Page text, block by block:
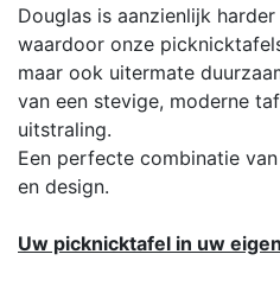
Douglas is aanzienlijk
waardoor onze
maar ook uitermate
van een stevige, moderne
uitstraling.
Een perfecte combinatie
en design.
Uw picknicktafel in uw